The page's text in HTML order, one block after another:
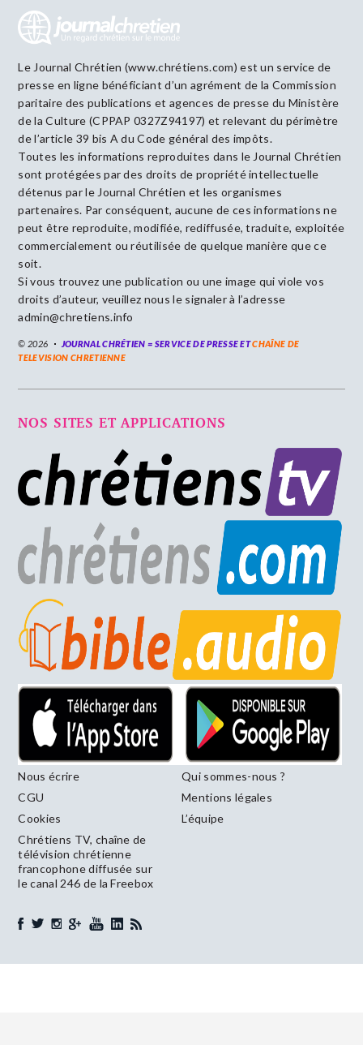
Le Journal Chrétien (www.chrétiens.com) est un service de
presse en ligne bénéficiant d’un agrément de la Commission
paritaire des publications et agences de presse du Ministère
de la Culture (CPPAP 0327Z94197) et relevant du périmètre
de l’article 39 bis A du Code général des impôts.
Toutes les informations reproduites dans le Journal Chrétien
sont protégées par des droits de propriété intellectuelle
détenus par le Journal Chrétien et les organismes
partenaires. Par conséquent, aucune de ces informations ne
peut être reproduite, modifiée, rediffusée, traduite, exploitée
commercialement ou réutilisée de quelque manière que ce
soit.
Si vous trouvez une publication ou une image qui viole vos
droits d’auteur, veuillez nous le signaler à l’adresse
admin@chretiens.info
© 2026 JOURNAL CHRÉTIEN = SERVICE DE PRESSE ETCHAÎNE DE
TELEVISION CHRETIENNE
NOS SITES ET APPLICATIONS
Nous écrire
Qui sommes-nous ?
CGU
Mentions légales
Cookies
L’équipe
Chrétiens TV, chaîne de
télévision chrétienne
francophone diffusée sur
le canal 246 de la Freebox